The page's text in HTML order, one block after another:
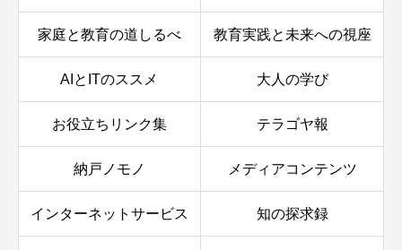
家庭と教育の道しるべ 教育実践と未来への視座
AIとITのススメ 大人の学び
お役立ちリンク集 テラゴヤ報
納戸ノモノ メディアコンテンツ
インターネットサービス 知の探求録